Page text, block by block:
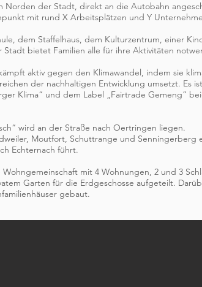
Norden der Stadt, direkt an die Autobahn
mit rund X Arbeitsplätzen und Y
dem Staffelhaus, dem Kulturzentrum, einer
Stadt bietet Familien alle für ihre Aktivitäten
aktiv gegen den Klimawandel, indem sie
der nachhaltigen Entwicklung umsetzt. Es
Klima“ und dem Label „Fairtrade Gemeng“
wird an der Straße nach Oertringen liegen.
Moutfort, Schuttrange und Senningerberg
Echternach führt.
Wohngemeinschaft mit 4 Wohnungen, 2 und 3
Garten für die Erdgeschosse aufgeteilt.
gebaut.